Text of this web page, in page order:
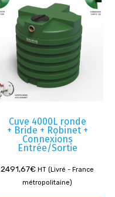
Cuve 4000L ronde
+ Bride + Robinet +
Connexions
Entrée/Sortie
2491,67€ HT (Livré - France
métropolitaine)